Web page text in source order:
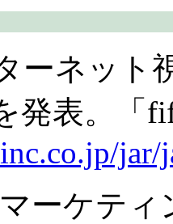
ーネット
発表。「
jar/
ーケテ